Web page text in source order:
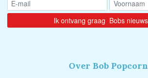
Over Bob Popcorn